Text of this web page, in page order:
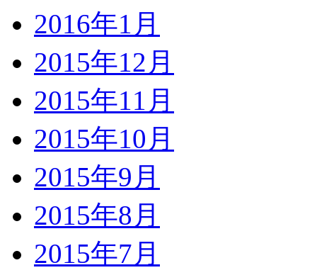
2016年1月
2015年12月
2015年11月
2015年10月
2015年9月
2015年8月
2015年7月